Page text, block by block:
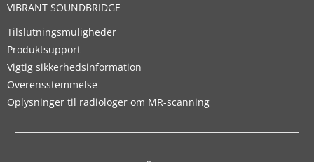
VIBRANT SOUNDBRIDGE
Tilslutningsmuligheder
Produktsupport
Vigtig sikkerhedsinformation
Overensstemmelse
Oplysninger til radiologer om MR-scanning